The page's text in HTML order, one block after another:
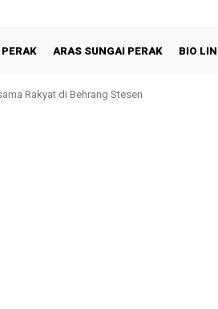
ARAS SUNGAI PERAK BIO
Rakyat di Behrang Stesen
Penjara: Rayuan Akhir Paul Yong Ditolak